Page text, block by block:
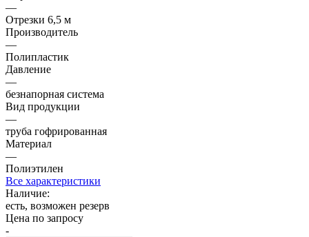
—
Отрезки 6,5 м
Производитель
—
Полипластик
Давление
—
безнапорная система
Вид продукции
—
труба гофрированная
Материал
—
Полиэтилен
Все характеристики
Наличие:
есть, возможен резерв
Цена по запросу
-